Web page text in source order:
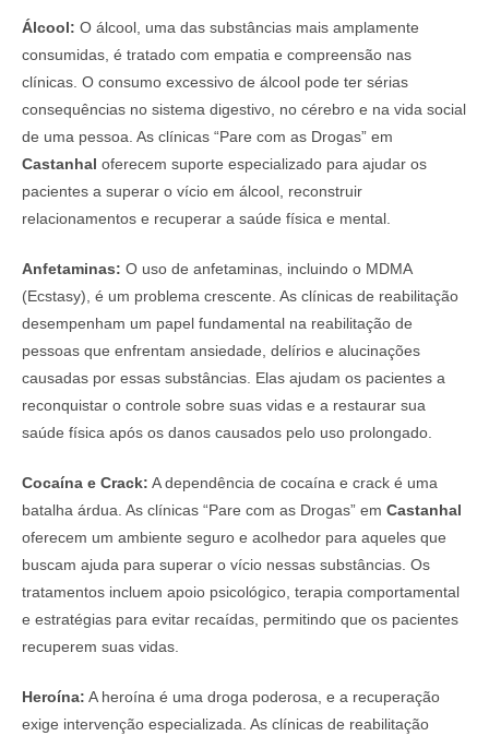
Álcool: O álcool, uma das substâncias mais amplamente
consumidas, é tratado com empatia e compreensão nas
clínicas. O consumo excessivo de álcool pode ter sérias
consequências no sistema digestivo, no cérebro e na vida social
de uma pessoa. As clínicas “Pare com as Drogas” em
Castanhal oferecem suporte especializado para ajudar os
pacientes a superar o vício em álcool, reconstruir
relacionamentos e recuperar a saúde física e mental.
Anfetaminas: O uso de anfetaminas, incluindo o MDMA
(Ecstasy), é um problema crescente. As clínicas de reabilitação
desempenham um papel fundamental na reabilitação de
pessoas que enfrentam ansiedade, delírios e alucinações
causadas por essas substâncias. Elas ajudam os pacientes a
reconquistar o controle sobre suas vidas e a restaurar sua
saúde física após os danos causados pelo uso prolongado.
Cocaína e Crack: A dependência de cocaína e crack é uma
batalha árdua. As clínicas “Pare com as Drogas” em Castanhal
oferecem um ambiente seguro e acolhedor para aqueles que
buscam ajuda para superar o vício nessas substâncias. Os
tratamentos incluem apoio psicológico, terapia comportamental
e estratégias para evitar recaídas, permitindo que os pacientes
recuperem suas vidas.
Heroína: A heroína é uma droga poderosa, e a recuperação
exige intervenção especializada. As clínicas de reabilitação